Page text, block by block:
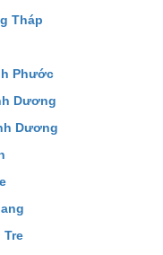
Tháp
Phước
Dương
Dương
Tre